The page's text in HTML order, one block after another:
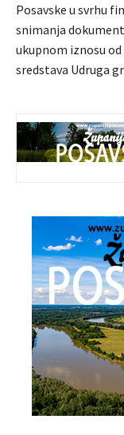
Posavske u svrhu
snimanja
ukupnom iznosu
sredstava Udruga